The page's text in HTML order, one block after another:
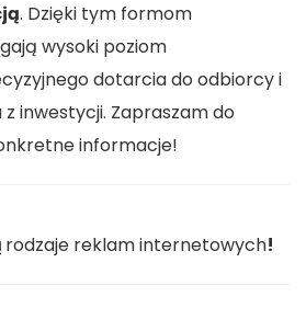
. Dzięki tym formom
wysoki poziom
dotarcia do odbiorcy i
inwestycji. Zapraszam do
informacje!
rodzaje reklam internetowych!